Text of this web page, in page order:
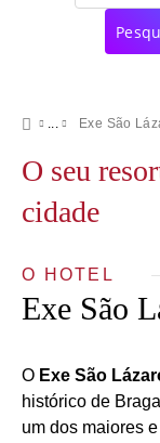
Exe São
O seu
cidade
O HOTEL
Exe São
O Exe São
histórico de
um dos maiores